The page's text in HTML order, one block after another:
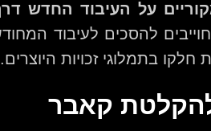
על העיבוד החדש
להסכים לעיבוד
בתמלוגי זכויות
קאבר